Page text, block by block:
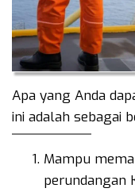
Apa yang Anda
ini adalah sebagai
Mampu
perundangan